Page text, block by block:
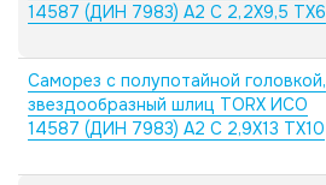
14587 (ДИН 7983) А2 C 2,2X9,5 TX6
Саморез с полупотайной головкой,
звездообразный шлиц TORX ИСО
14587 (ДИН 7983) А2 C 2,9X13 TX10